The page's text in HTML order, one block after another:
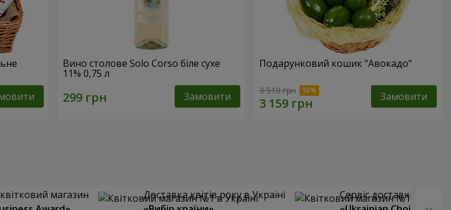
Вино столове Solo Corso біле сухе
11% 0,75 л
Замовити
Подарунковий кошик "Авокадо"
3 510 грн Замовити
магазин
Доставка квітів року в Україні
Сервіс доставки квітів